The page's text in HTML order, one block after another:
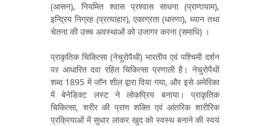
(आसन), नियमित श्वास प्रश्वास साधना (प्राणायाम),
इन्द्रिय निग्रह (प्रत्याहार), एकाग्रता (धारणा), ध्यान तथा
चेतना की उच्च अवस्थाओं को उजागर करना (समाधि) ।
प्राकृतिक चिकित्सा (नेचुरोपैथी) भारतीय एवं पश्चिमी दर्शन
पर आधारित दवा रहित चिकित्सा प्रणाली है। नेचुरोपैथी
शब्द 1895 में जॉन शील द्वारा दिया गया, और इसे अमेरिका
में बेनेडिक्ट लस्ट ने लोकप्रिय बनाया। प्राकृतिक
चिकित्सा, शरीर की प्राण शक्ति एवं आंतरिक शारीरिक
प्रक्रियाओं में सुधार लाकर खुद को स्वस्थ बनाने की स्वयं